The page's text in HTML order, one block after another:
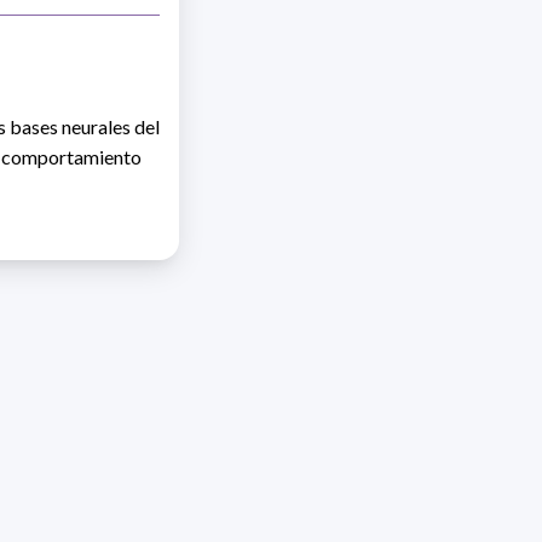
bases neurales del
comportamiento